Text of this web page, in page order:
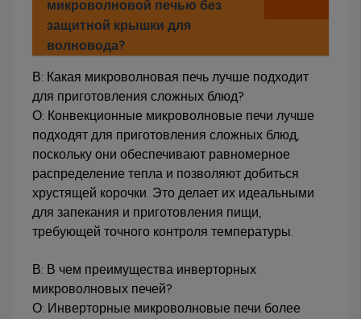
микроволновой печью без
защитной крышки для
волновода?
В: Какая микроволновая печь лучше подходит
для приготовления сложных блюд?
О: Конвекционные микроволновые печи лучше
подходят для приготовления сложных блюд,
поскольку они обеспечивают равномерное
распределение тепла и позволяют добиться
хрустящей корочки. Это делает их идеальными
для запекания и приготовления пищи,
требующей точного контроля температуры.
В: В чем преимущества инверторных
микроволновых печей?
О: Инверторные микроволновые печи более